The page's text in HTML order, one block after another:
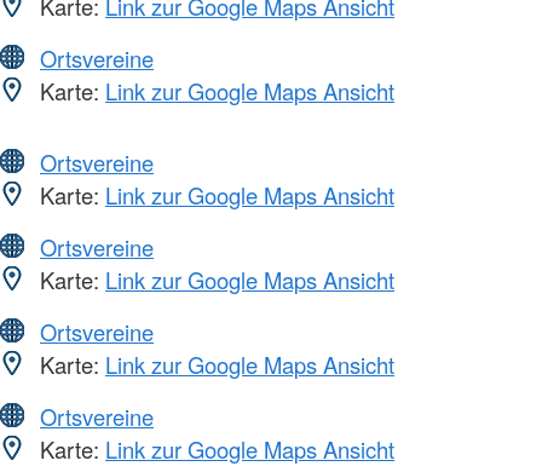
Ortsvereine
Karte: Link zur Google Maps Ansicht
Ortsvereine
Karte: Link zur Google Maps Ansicht
Ortsvereine
Karte: Link zur Google Maps Ansicht
Ortsvereine
Karte: Link zur Google Maps Ansicht
Ortsvereine
Karte: Link zur Google Maps Ansicht